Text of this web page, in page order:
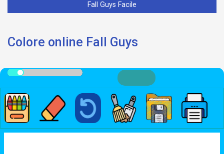
Fall Guys Facile
Colore online Fall Guys